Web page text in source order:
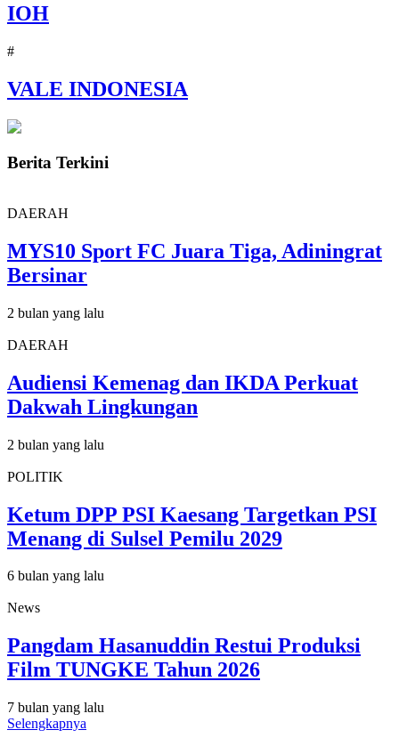
IOH
#
VALE INDONESIA
Berita Terkini
DAERAH
MYS10 Sport FC Juara Tiga, Adiningrat
Bersinar
2 bulan yang lalu
DAERAH
Audiensi Kemenag dan IKDA Perkuat
Dakwah Lingkungan
2 bulan yang lalu
POLITIK
Ketum DPP PSI Kaesang Targetkan PSI
Menang di Sulsel Pemilu 2029
6 bulan yang lalu
News
Pangdam Hasanuddin Restui Produksi
Film TUNGKE Tahun 2026
7 bulan yang lalu
Selengkapnya